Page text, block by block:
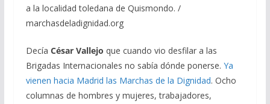
a la localidad toledana de Quismondo. /
marchasdeladignidad.org
Decía César Vallejo que cuando vio desfilar a las
Brigadas Internacionales no sabía dónde ponerse. Ya
vienen hacia Madrid las Marchas de la Dignidad. Ocho
columnas de hombres y mujeres, trabajadores,